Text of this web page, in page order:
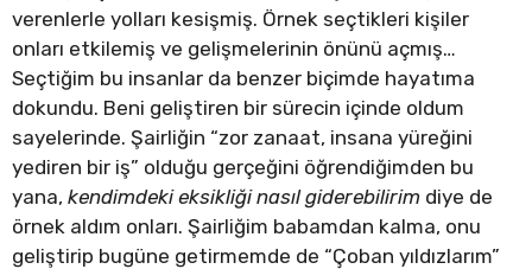
verenlerle yolları kesişmiş. Örnek seçtikleri kişiler
onları etkilemiş ve gelişmelerinin önünü açmış…
Seçtiğim bu insanlar da benzer biçimde hayatıma
dokundu. Beni geliştiren bir sürecin içinde oldum
sayelerinde. Şairliğin “zor zanaat, insana yüreğini
yediren bir iş” olduğu gerçeğini öğrendiğimden bu
yana, kendimdeki eksikliği nasıl giderebilirim diye de
örnek aldım onları. Şairliğim babamdan kalma, onu
geliştirip bugüne getirmemde de “Çoban yıldızlarım”